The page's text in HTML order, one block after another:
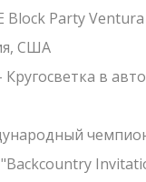
Block Party
США
Кругосветка в